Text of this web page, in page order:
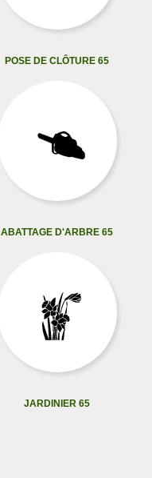
POSE DE CLÔTURE 65
ABATTAGE D'ARBRE 65
JARDINIER 65